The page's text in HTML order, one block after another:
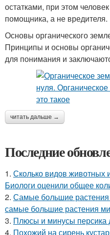
остатками, при этом
помощника, а не вредителя.
Основы органического
Принципы и основы
для понимания и
читать дальше →
Последние
1. Сколько видов животных
Биологи оценили общее
2. Самые большие
самые большие растения
3. Плюсы и минусы персика
4. Похожий на сирень